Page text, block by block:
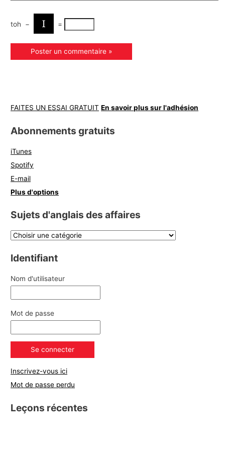
toh − =
FAITES UN ESSAI GRATUIT En savoir plus sur l'adhésion
Abonnements gratuits
iTunes
Spotify
E-mail
Plus d'options
Sujets d'anglais des affaires
Identifiant
Nom d'utilisateur
Mot de passe
Inscrivez-vous ici
Mot de passe perdu
Leçons récentes